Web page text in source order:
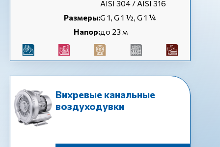
AISI 304 / AISI 316
Размеры:G 1, G 1 ½, G 1 ¼
Напор:до 23 м
Вихревые канальные
воздуходувки